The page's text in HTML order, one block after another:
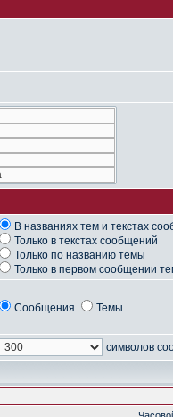
В названиях тем и текстах
Только в текстах сообщений
Только по названию темы
Только в первом сообщении
Сообщения Темы
символов